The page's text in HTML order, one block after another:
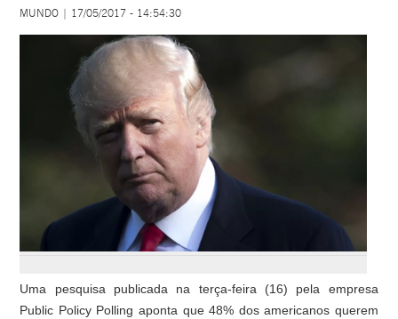
MUNDO | 17/05/2017 - 14:54:30
Uma pesquisa publicada na terça-feira (16) pela empresa
Public Policy Polling aponta que 48% dos americanos querem